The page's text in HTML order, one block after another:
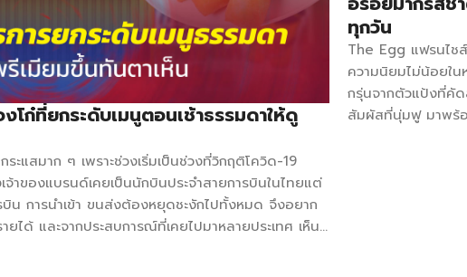
โก๋ที่ยกระดับเมนูตอนเช้าธรรมดาให้ดู
ะแสมาก ๆ เพราะช่วงเริ่มเป็นช่วงที่วิกฤติโควิด-19
าของแบรนด์เคยเป็นนักบินประจำสายการบินในไทยแต่
บิน การนำเข้า ขนส่งต้องหยุดชะงักไปทั้งหมด จึงอยาก
ยได้ และจากประสบการณ์ที่เคยไปมาหลายประเทศ เห็น
ทุกวัน
The Egg แฟรนไช
ความนิยมไม่น้อยใ
กรุ่นจากตัวแป้งที่คัด
สัมผัสที่นุ่มฟู มาพร้